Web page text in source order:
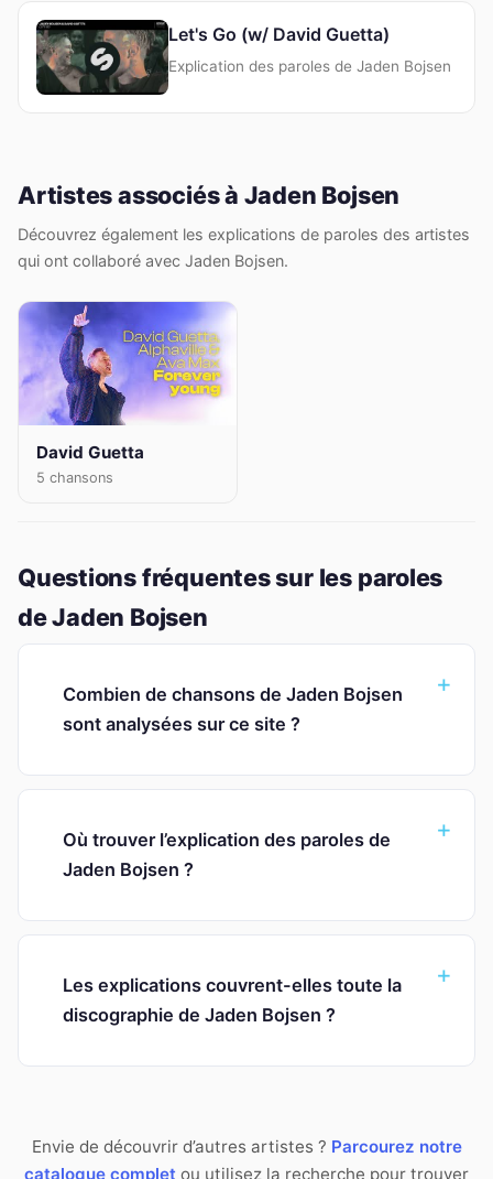
Let's Go (w/ David Guetta)
Explication des paroles de Jaden Bojsen
Artistes associés à Jaden Bojsen
Découvrez également les explications de paroles des artistes
qui ont collaboré avec Jaden Bojsen.
David Guetta
5 chansons
Questions fréquentes sur les paroles
de Jaden Bojsen
Combien de chansons de Jaden Bojsen
sont analysées sur ce site ?
Où trouver l’explication des paroles de
Jaden Bojsen ?
Les explications couvrent-elles toute la
discographie de Jaden Bojsen ?
Envie de découvrir d’autres artistes ? Parcourez notre
catalogue complet ou utilisez la recherche pour trouver